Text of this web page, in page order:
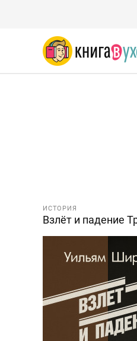
ИСТОРИЯ
Взлёт и падение